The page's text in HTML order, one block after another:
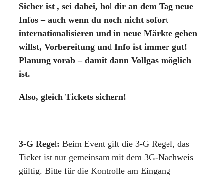
Sicher ist , sei dabei, hol dir an dem Tag neue
Infos – auch wenn du noch nicht sofort
internationalisieren und in neue Märkte gehen
willst, Vorbereitung und Info ist immer gut!
Planung vorab – damit dann Vollgas möglich
ist.
Also, gleich Tickets sichern!
3-G Regel: Beim Event gilt die 3-G Regel, das
Ticket ist nur gemeinsam mit dem 3G-Nachweis
gültig. Bitte für die Kontrolle am Eingang